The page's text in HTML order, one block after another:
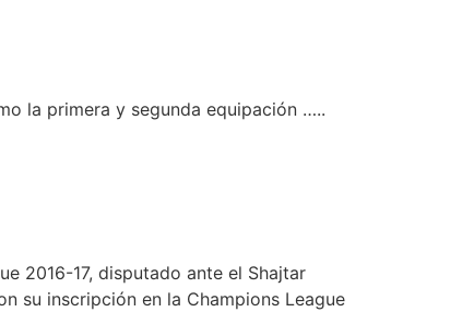
la primera y segunda equipación …..
2016-17, disputado ante el Shajtar
su inscripción en la Champions League